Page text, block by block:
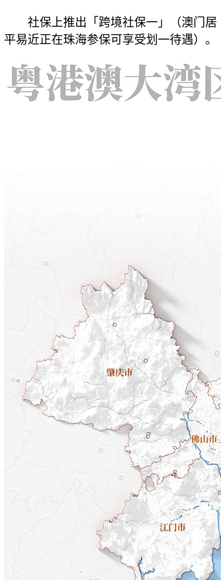
社保上推出「跨境社保一」（澳门居
平易近正在珠海参保可享受划一待遇）。